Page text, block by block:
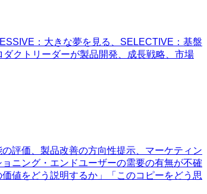
：大きな夢を見る、SELECTIVE：基盤
クトリーダーが製品開発、成長戦略、市場
評価、製品改善の方向性提示、マーケティン
ニング・エンドユーザーの需要の有無が不確
値をどう説明するか」「このコピーをどう思